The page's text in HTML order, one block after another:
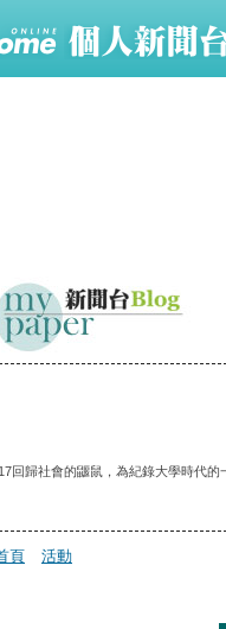
回歸社會的鼴鼠，為紀錄大學時代
頁 活動